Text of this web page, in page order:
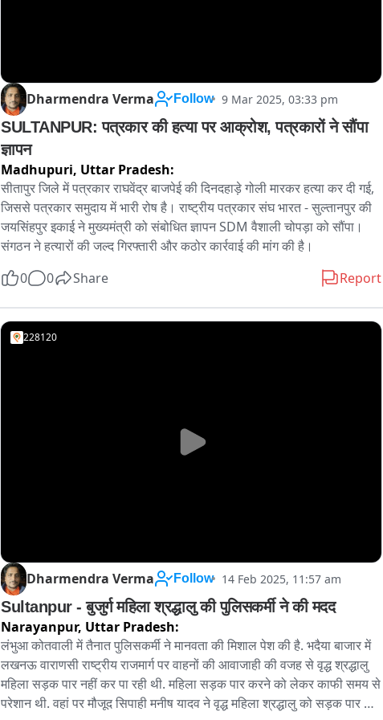
Dharmendra Verma Follow 9 Mar 2025, 03:33 pm
SULTANPUR: पत्रकार की हत्या पर आक्रोश, पत्रकारों ने सौंपा
ज्ञापन
Madhupuri, Uttar Pradesh:
सीतापुर जिले में पत्रकार राघवेंद्र बाजपेई की दिनदहाड़े गोली मारकर हत्या कर दी गई,
जिससे पत्रकार समुदाय में भारी रोष है। राष्ट्रीय पत्रकार संघ भारत - सुल्तानपुर की
जयसिंहपुर इकाई ने मुख्यमंत्री को संबोधित ज्ञापन SDM वैशाली चोपड़ा को सौंपा।
संगठन ने हत्यारों की जल्द गिरफ्तारी और कठोर कार्रवाई की मांग की है।
0
0 Share Report
228120
Dharmendra Verma Follow 14 Feb 2025, 11:57 am
Sultanpur - बुजुर्ग महिला श्रद्धालु की पुलिसकर्मी ने की मदद
Narayanpur, Uttar Pradesh:
लंभुआ कोतवाली में तैनात पुलिसकर्मी ने मानवता की मिशाल पेश की है. भदैया बाजार में
लखनऊ वाराणसी राष्ट्रीय राजमार्ग पर वाहनों की आवाजाही की वजह से वृद्ध श्रद्धालु
महिला सड़क पार नहीं कर पा रही थी. महिला सड़क पार करने को लेकर काफी समय से
परेशान थी. वहां पर मौजूद सिपाही मनीष यादव ने वृद्ध महिला श्रद्धालु को सड़क पार